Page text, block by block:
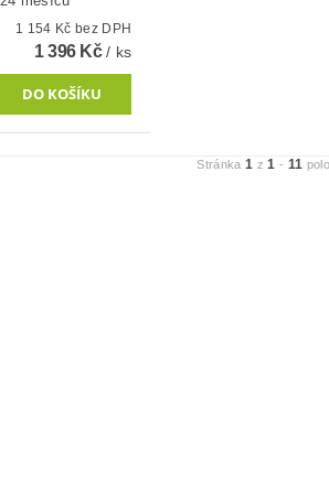
1 154 Kč bez DPH
1 396 Kč/ ks
Stránka1 z1 - 11